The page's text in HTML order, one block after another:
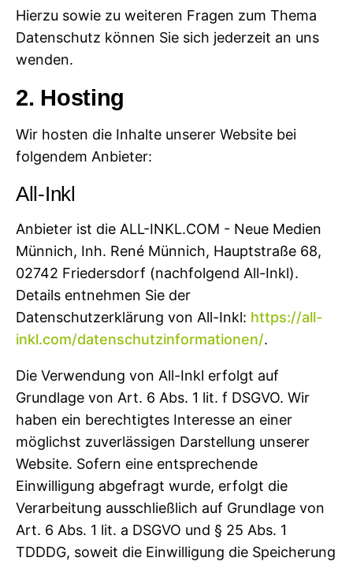
Hierzu sowie zu weiteren Fragen zum Thema
Datenschutz können Sie sich jederzeit an uns
wenden.
2. Hosting
Wir hosten die Inhalte unserer Website bei
folgendem Anbieter:
All-Inkl
Anbieter ist die ALL-INKL.COM - Neue Medien
Münnich, Inh. René Münnich, Hauptstraße 68,
02742 Friedersdorf (nachfolgend All-Inkl).
Details entnehmen Sie der
Datenschutzerklärung von All-Inkl: https://all-
inkl.com/datenschutzinformationen/.
Die Verwendung von All-Inkl erfolgt auf
Grundlage von Art. 6 Abs. 1 lit. f DSGVO. Wir
haben ein berechtigtes Interesse an einer
möglichst zuverlässigen Darstellung unserer
Website. Sofern eine entsprechende
Einwilligung abgefragt wurde, erfolgt die
Verarbeitung ausschließlich auf Grundlage von
Art. 6 Abs. 1 lit. a DSGVO und § 25 Abs. 1
TDDDG, soweit die Einwilligung die Speicherung